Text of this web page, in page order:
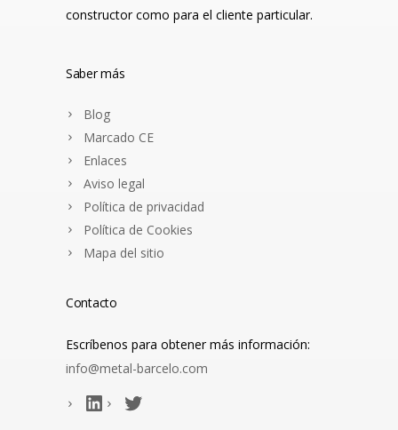
constructor como para el cliente particular.
Saber más
Blog
Marcado CE
Enlaces
Aviso legal
Política de privacidad
Política de Cookies
Mapa del sitio
Contacto
Escríbenos para obtener más información:
info@metal-barcelo.com
LinkedIn
Gorjeo